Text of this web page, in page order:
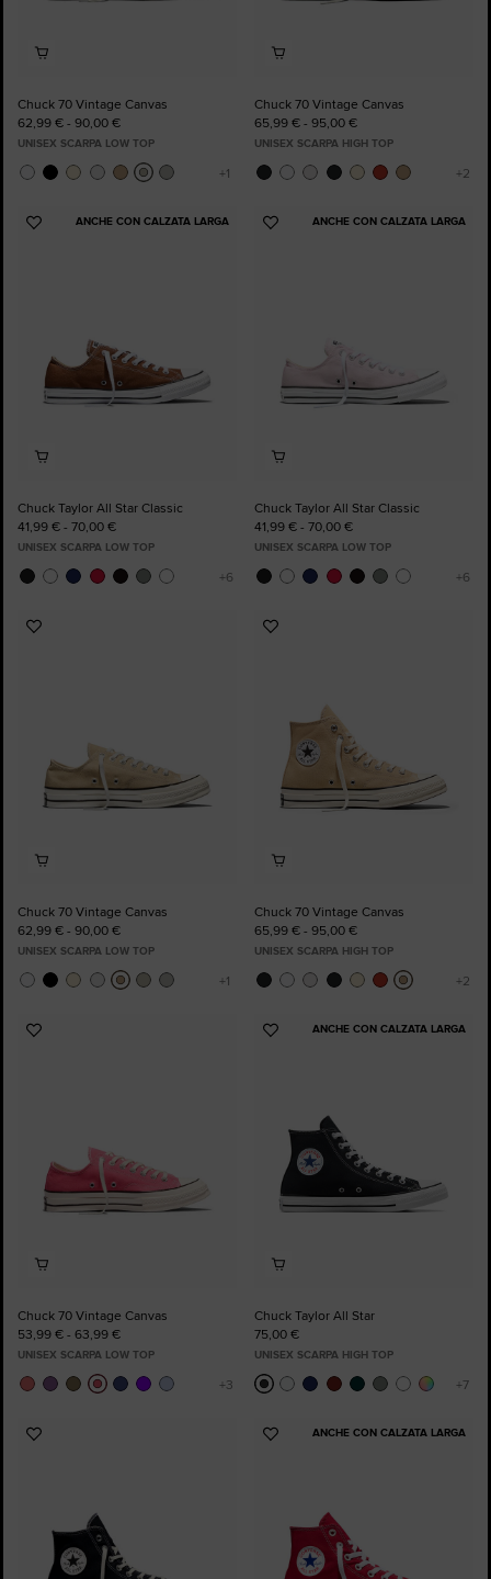
Chuck 70 Vintage Canvas
62,99 € - 90,00 €
UNISEX SCARPA LOW TOP
Chuck 70 Vintage Canvas
65,99 € - 95,00 €
UNISEX SCARPA HIGH TOP
ANCHE CON CALZATA LARGA
Aggiungi
Chuck Taylor All Star Classic
41,99 € - 70,00 €
UNISEX SCARPA LOW TOP
ANCHE CON CALZATA LARGA
Aggiungi
Chuck Taylor All Star Classic
41,99 € - 70,00 €
UNISEX SCARPA LOW TOP
Aggiungi
Chuck 70 Vintage Canvas
62,99 € - 90,00 €
UNISEX SCARPA LOW TOP
Aggiungi
Chuck 70 Vintage Canvas
65,99 € - 95,00 €
UNISEX SCARPA HIGH TOP
Aggiungi
Chuck 70 Vintage Canvas
53,99 € - 63,99 €
UNISEX SCARPA LOW TOP
ANCHE CON CALZATA LARGA
Aggiungi
Chuck Taylor All Star
75,00 €
UNISEX SCARPA HIGH TOP
Aggiungi
ANCHE CON CALZATA LARGA
Aggiungi